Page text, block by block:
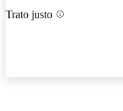
Trato justo